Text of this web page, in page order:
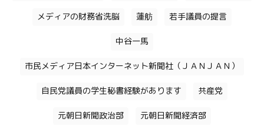
メディアの財務省洗脳 蓮舫 若手議員の提言
中谷一馬
市民メディア日本インターネット新聞社（ＪＡＮＪＡＮ）
自民党議員の学生秘書経験があります 共産党
元朝日新聞政治部 元朝日新聞経済部